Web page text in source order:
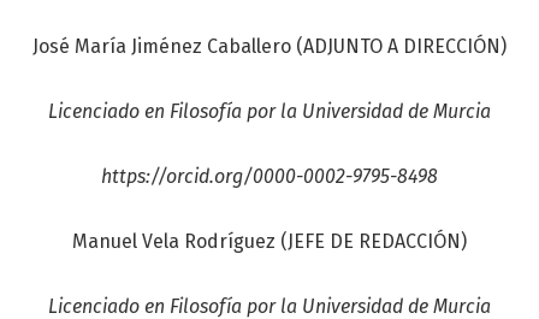
José María Jiménez Caballero (ADJUNTO A DIRECCIÓN)
Licenciado en Filosofía por la Universidad de Murcia
https://orcid.org/0000-0002-9795-8498
Manuel Vela Rodríguez (JEFE DE REDACCIÓN)
Licenciado en Filosofía por la Universidad de Murcia